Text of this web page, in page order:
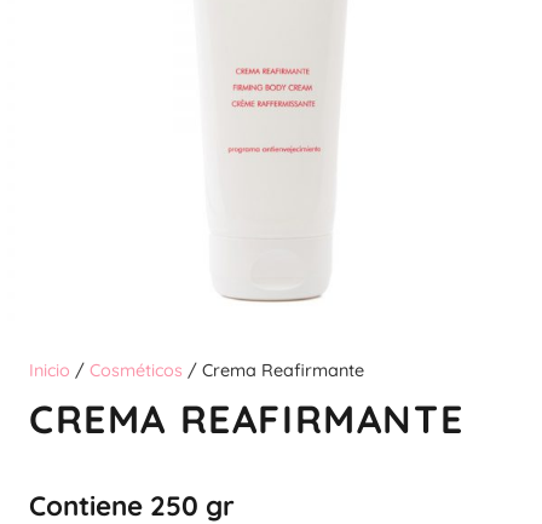
Inicio / Cosméticos / Crema Reafirmante
CREMA REAFIRMANTE
Contiene 250 gr